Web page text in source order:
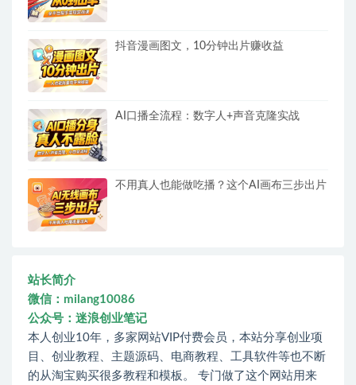
抖音漫画图文，10分钟出片赚收益
AI口播全流程：数字人+声音克隆实战
不用真人也能做吃播？这个AI画布三步出片
站长简介
微信：milang10086
公众号：迷浪创业笔记
本人创业10年，多家网站VIP付费会员，本站分享创业项
目、创业教程、主题源码、电商教程、工具软件等也不断
的从淘宝购买很多教程和模板。 专门做了这个网站用来